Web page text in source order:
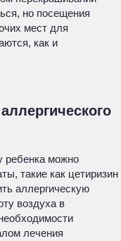
но посещения
мест для
как и
ребенка можно
такие как цетиризин
аллергическую
воздуха в
лечения